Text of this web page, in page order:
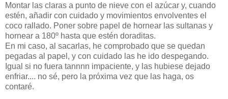
Montar las claras a punto de nieve con el azúcar y, cuando
estén, añadir con cuidado y movimientos envolventes el
coco rallado. Poner sobre papel de hornear las sultanas y
hornear a 180º hasta que estén doraditas.
En mi caso, al sacarlas, he comprobado que se quedan
pegadas al papel, y con cuidado las he ido despegando.
Igual si no fuera tannnn impaciente, y las hubiese dejado
enfriar.... no sé, pero la próxima vez que las haga, os
contaré.